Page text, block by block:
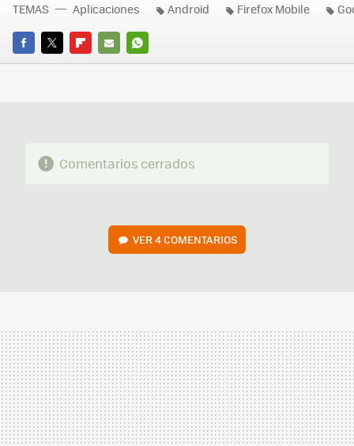
FACEBOOK
TWITTERFLIPBOARD
E-
WHATSAPP
TEMAS Aplicaciones Android Firefox Mobile
Comentarios cerrados
VER 4 COMENTARIOS